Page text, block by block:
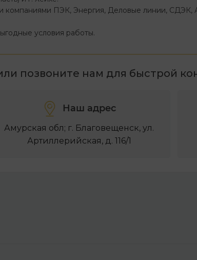
компаниями ПЭК, Энергия, Деловые линии, СДЭК,
условия работы.
позвоните нам для быстрой
Наш адрес
Амурская обл; г. Благовещенск, ул.
Артиллерийская, д. 116/1